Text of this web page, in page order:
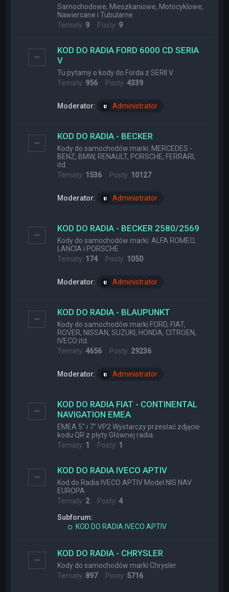
Samochodowe, Mieszkaniowe, Motocyklowe,
Nawiercane i Tubularne.
Tematy: 9 Posty: 9
KOD DO RADIA FORD 6000 CD SERIA
V
Tu pytamy o kody do Forda z SERII V
Tematy: 956 Posty:4339
Moderator: Administrator
KOD DO RADIA - BECKER
Kody do samochodów marki: MERCEDES -
BENZ, BMW, RENAULT, PORSCHE, FERRARI,
itd.
Tematy: 1536 Posty: 10127
Moderator: Administrator
KOD DO RADIA - BECKER 2580/2569
Kody do samochodów marki: ALFA ROMEO,
LANCIA i PORSCHE
Tematy: 174Posty: 1050
Moderator: Administrator
KOD DO RADIA - BLAUPUNKT
Kody do samochodów marki FORD, FIAT,
ROVER, NISSAN, SUZUKI, HONDA, CITROEN,
IVECO itd.
Tematy:4656 Posty: 29236
Moderator: Administrator
KOD DO RADIA FIAT - CONTINENTAL
NAVIGATION EMEA
EMEA 5" i 7" VP2 Wystarczy przesłać zdjęcie
kodu QR z płyty Głównej radia.
Tematy: 1 Posty: 1
KOD DO RADIA IVECO APTIV
Kod do Radia IVECO APTIV Model NIS NAV
EUROPA
Tematy: 2Posty:4
Subforum:
KOD DO RADIA IVECO APTIV
KOD DO RADIA - CHRYSLER
Kody do samochodów marki Chrysler
Tematy: 897Posty: 5716